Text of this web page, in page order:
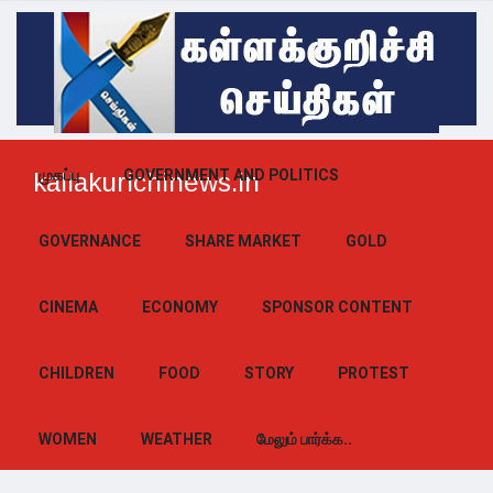
kallakurichinews.in
முகப்பு GOVERNMENT AND POLITICS
GOVERNANCE SHARE MARKET GOLD
CINEMA ECONOMY SPONSOR CONTENT
CHILDREN FOOD STORY PROTEST
WOMEN WEATHER மேலும் பார்க்க..